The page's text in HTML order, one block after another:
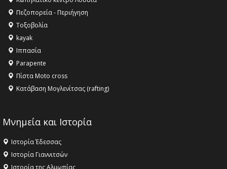
Όλυμπος αναγνωρίστηκε ως φυσικό και πολιτιστικό
αγαθό εξέχουσας οικουμενικής αξίας για την
ανθρωπότητα
16:18 -
ΣΤΗΝ ΕΔΕΣΣΑ
Πεζοπορεία - Περιήγηση
Τοξοβολία
kayak
Ιππασία
Parapente
Πίστα Moto cross
Κατάβαση Μογλενίτσας (rafting)
Μνημεία και Ιστορία
Ιστορία Έδεσσας
Ιστορία Γιαννιτσών
Ιστορία της Αλμωπίας